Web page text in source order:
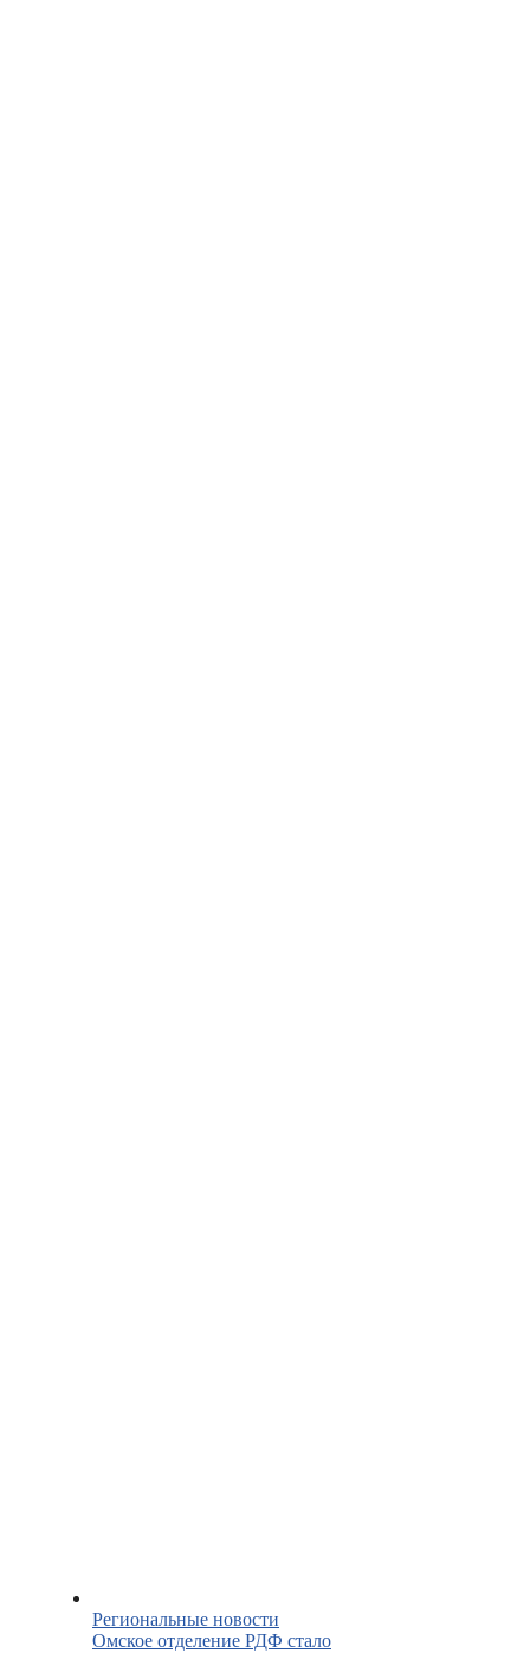
Региональные новости
Омское отделение РДФ стало